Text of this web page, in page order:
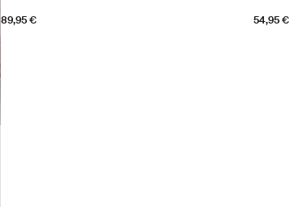
89,95 € 54,95 €